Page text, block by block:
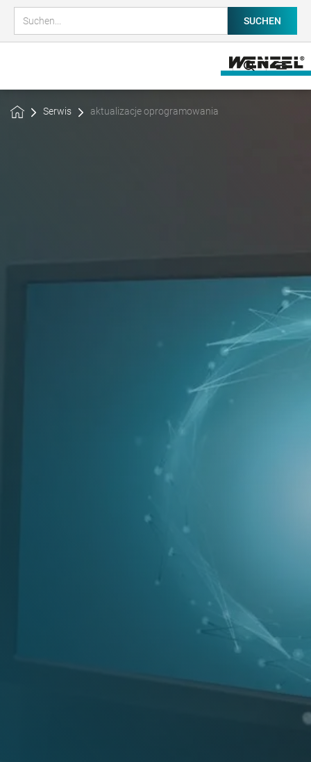
Serwis aktualizacje oprogramowania